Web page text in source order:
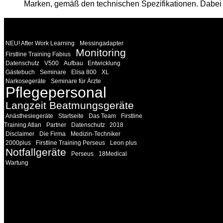
Marken, gemäß den technischen Spezifikationen. Dabei
NEU! After Work Learning
Messingadapter
Firstline Training Fabius
Monitoring
Datenschutz V500 Aufbau
Entwicklung
Gästebuch
Seminare Elisa 800
XL
Narkosegeräte
Seminare für Ärzte
Pflegepersonal
Langzeit Beatmungsgeräte
Anästhesiegeräte Startseite Das Team
Firstline
Training Atlan
Partner Datenschutz
2018
Disclaimer
Die Firma
Medizin-Techniker
2000plus
Firstline Training Perseus Leon plus
Notfallgeräte Perseus
18Medical
Wartung